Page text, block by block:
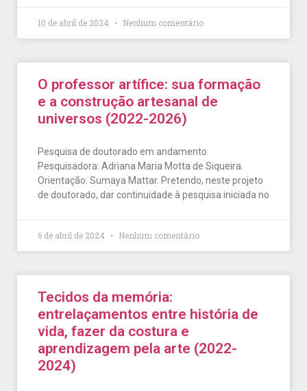
10 de abril de 2024 Nenhum comentário
O professor artífice: sua formação
e a construção artesanal de
universos (2022-2026)
Pesquisa de doutorado em andamento.
Pesquisadora: Adriana Maria Motta de Siqueira.
Orientação: Sumaya Mattar. Pretendo, neste projeto
de doutorado, dar continuidade à pesquisa iniciada no
6 de abril de 2024 Nenhum comentário
Tecidos da memória:
entrelaçamentos entre história de
vida, fazer da costura e
aprendizagem pela arte (2022-
2024)